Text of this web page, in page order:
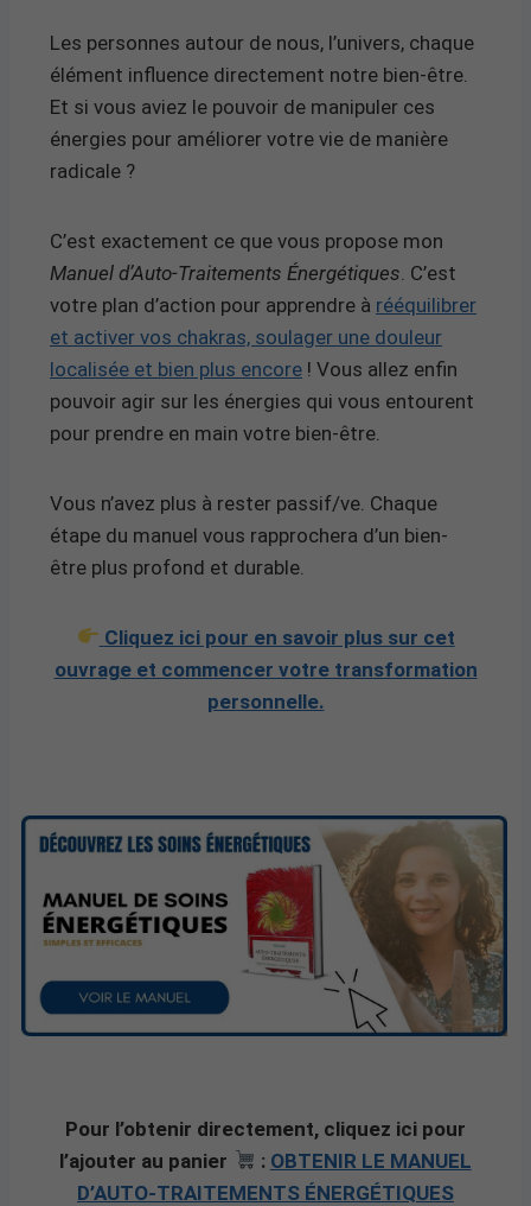
Les personnes autour de nous, l’univers, chaque
élément influence directement notre bien-être.
Et si vous aviez le pouvoir de manipuler ces
énergies pour améliorer votre vie de manière
radicale ?
C’est exactement ce que vous propose mon
Manuel d’Auto-Traitements Énergétiques . C’est
votre plan d’action pour apprendre à rééquilibrer
et activer vos chakras, soulager une douleur
localisée et bien plus encore ! Vous allez enfin
pouvoir agir sur les énergies qui vous entourent
pour prendre en main votre bien-être.
Vous n’avez plus à rester passif/ve. Chaque
étape du manuel vous rapprochera d’un bien-
être plus profond et durable.
Cliquez ici pour en savoir plus sur cet
ouvrage et commencer votre transformation
personnelle.
Pour l’obtenir directement, cliquez ici pour
l’ajouter au panier
: OBTENIR LE MANUEL
D’AUTO-TRAITEMENTS ÉNERGÉTIQUES